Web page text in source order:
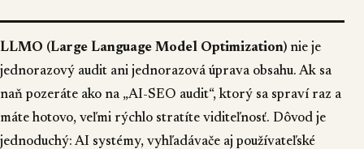
LLMO (Large Language Model Optimization) nie je
jednorazový audit ani jednorazová úprava obsahu. Ak sa
naň pozeráte ako na „AI-SEO audit“, ktorý sa spraví raz a
máte hotovo, veľmi rýchlo stratíte viditeľnosť. Dôvod je
jednoduchý: AI systémy, vyhľadávače aj používateľské